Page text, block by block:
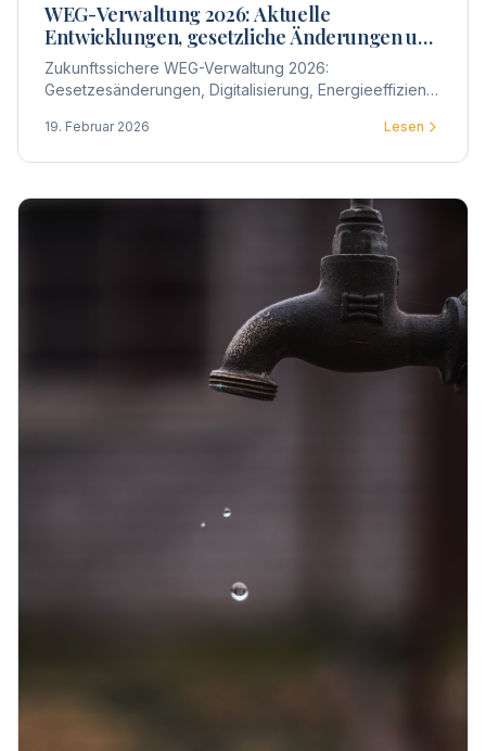
WEG-Verwaltung 2026: Aktuelle
Entwicklungen, gesetzliche Änderungen und
praktische Auswirkungen für
Wohnungseigentümergemeinschaften
Zukunftssichere WEG-Verwaltung 2026:
Gesetzesänderungen, Digitalisierung, Energieeffizienz
Wohnungseigentümergemeinschaften jetzt strategisch
19. Februar 2026 Lesen